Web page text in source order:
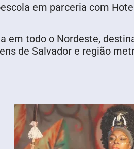
em parceria com
em todo o Nordeste,
de Salvador e região